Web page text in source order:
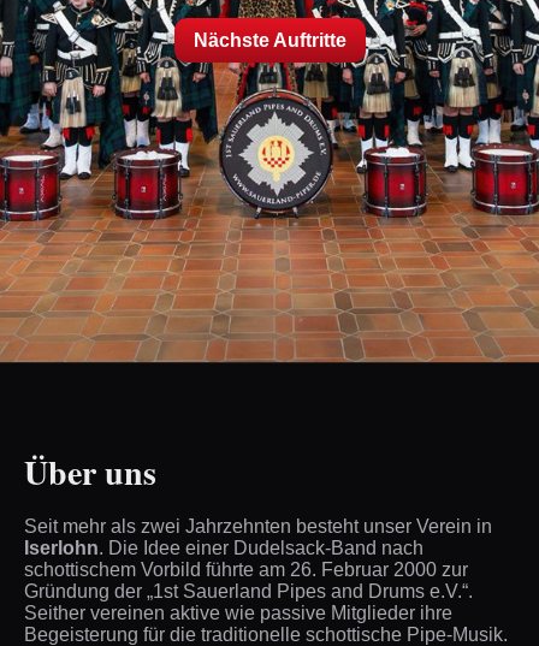
Nächste Auftritte
Über uns
Seit mehr als zwei Jahrzehnten besteht unser Verein in
Iserlohn. Die Idee einer Dudelsack-Band nach
schottischem Vorbild führte am 26. Februar 2000 zur
Gründung der „1st Sauerland Pipes and Drums e.V.“.
Seither vereinen aktive wie passive Mitglieder ihre
Begeisterung für die traditionelle schottische Pipe-Musik.